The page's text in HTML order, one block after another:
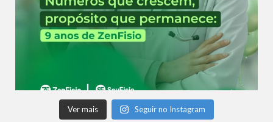
Ver mais Seguir no Instagram